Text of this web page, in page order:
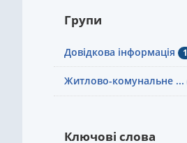
Групи
Довідкова інформація 1
Житлово-комунальне ...
Ключові слова